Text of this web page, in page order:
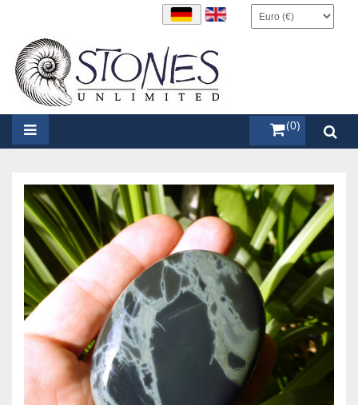
items (0)